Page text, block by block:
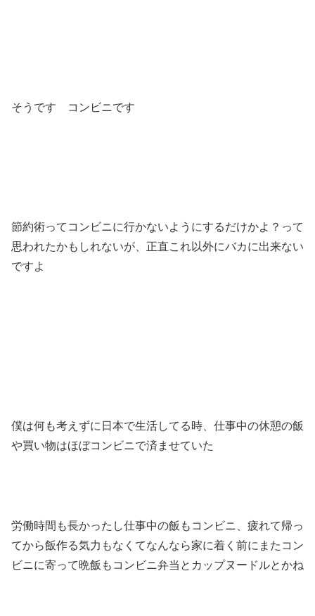
そうです コンビニです
節約術ってコンビニに行かないようにするだけかよ？って
思われたかもしれないが、正直これ以外にバカに出来ない
ですよ
僕は何も考えずに日本で生活してる時、仕事中の休憩の飯
や買い物はほぼコンビニで済ませていた
労働時間も長かったし仕事中の飯もコンビニ、疲れて帰っ
てから飯作る気力もなくてなんなら家に着く前にまたコン
ビニに寄って晩飯もコンビニ弁当とカップヌードルとかね